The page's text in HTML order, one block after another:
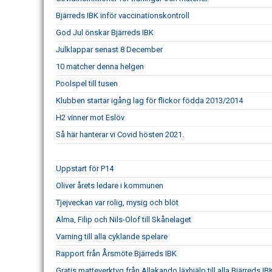
Bjärreds IBK inför vaccinationskontroll
God Jul önskar Bjärreds IBK
Julklappar senast 8 December
10 matcher denna helgen
Poolspel till tusen
Klubben startar igång lag för flickor födda 2013/2014
H2 vinner mot Eslöv
Så här hanterar vi Covid hösten 2021.
Uppstart för P14
Oliver årets ledare i kommunen
Tjejveckan var rolig, mysig och blöt
Alma, Filip och Nils-Olof till Skånelaget
Varning till alla cyklande spelare
Rapport från Årsmöte Bjärreds IBK